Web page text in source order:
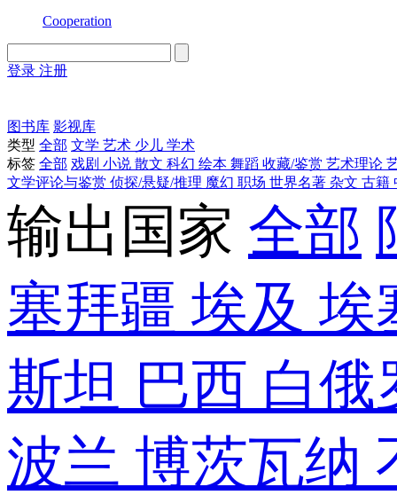
Cooperation
登录 注册
图书库 影视库
类型 全部 文学 艺术 少儿 学术
标签 全部 戏剧 小说 散文 科幻 绘本 舞蹈 收藏/鉴赏 艺术理论
文学评论与鉴赏 侦探/悬疑/推理 魔幻 职场 世界名著 杂文 古籍
输出国家 全部
塞拜疆 埃及 埃
斯坦 巴西 白
波兰 博茨瓦纳